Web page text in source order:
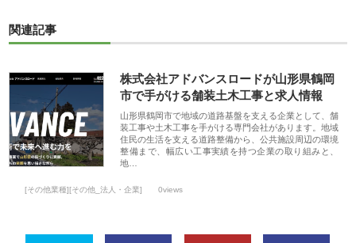
関連記事
株式会社アドバンスロードが山形県鶴岡
市で手がける舗装土木工事と求人情報
山形県鶴岡市で地域の道路基盤を支える企業として、舗
装工事や土木工事を手がける専門会社があります。地域
住民の生活を支える道路整備から、公共施設周辺の環境
整備まで、幅広い工事実績を持つ企業の取り組みと、
地…
[その他業種][その他_法人・企業] 0views